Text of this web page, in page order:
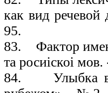
как вид
95.
83. Фактор
та росиicкоi
84. Улыбка в